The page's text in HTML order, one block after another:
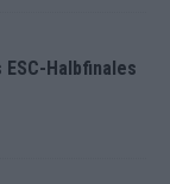
Halbfinales